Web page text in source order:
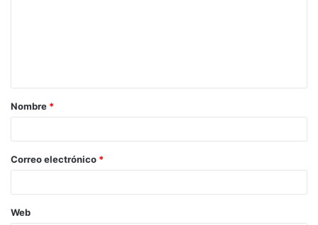
a
r
*
Nombre *
Correo electrónico *
Web